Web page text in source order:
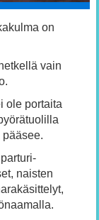
on
vain
ole portaita
naisten